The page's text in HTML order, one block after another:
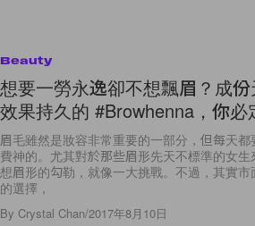
Beauty
想要一勞永逸卻不想飄眉？成份
效果持久的 #Browhenna，你必
眉毛雖然是妝容非常重要的一部分，但每天
費神的。尤其對於那些眉形先天不標準的女
想眉形的勾勒，就像一大挑戰。不過，其實
的選擇，
By Crystal Chan/2017年8月10日